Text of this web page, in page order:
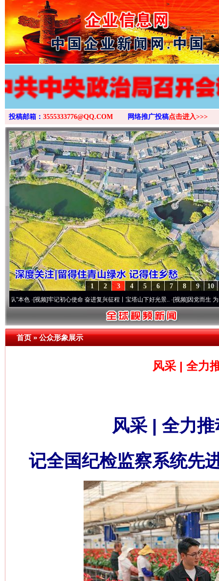
>
投稿邮箱： 3555333776@QQ.COM 网络推广投稿点击进入>>>
10
9
8
7
6
5
4
3
2
1
视频]牢记初心使命 奋进复兴征程丨宝塔山下好光景..·[视频]因党而生 为党而战——
首页»公众形象展示
风采 | 全力
风采 | 全力
记全国纪检监察系统先